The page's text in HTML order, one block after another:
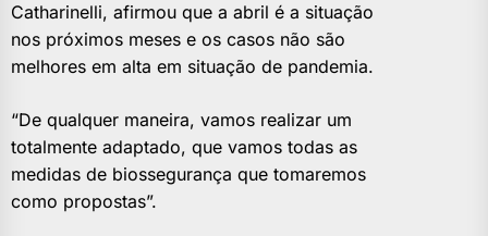
Catharinelli, afirmou que a abril é a situação
nos próximos meses e os casos não são
melhores em alta em situação de pandemia.
“De qualquer maneira, vamos realizar um
totalmente adaptado, que vamos todas as
medidas de biossegurança que tomaremos
como propostas”.